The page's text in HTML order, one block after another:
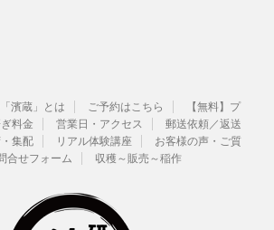
濱蔵」とは ご予約はこちら
【無料】プ
料金 営業日・アクセス
郵送依頼／返送
集配 リアル体験講座
お客様の声・ご質
合せフォーム 収穫～販売～稲作